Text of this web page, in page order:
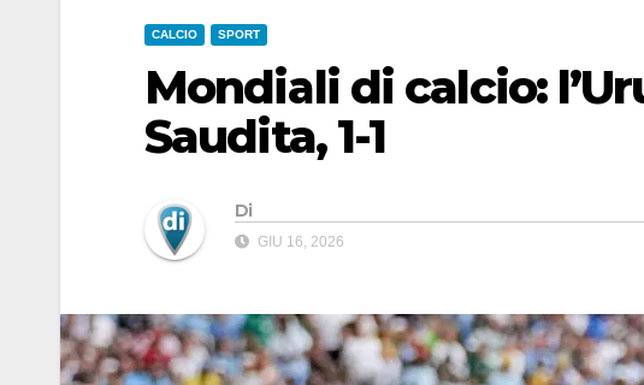
CALCIO SPORT
Mondiali di calcio:
Saudita, 1-1
Di
GIU 16, 2026